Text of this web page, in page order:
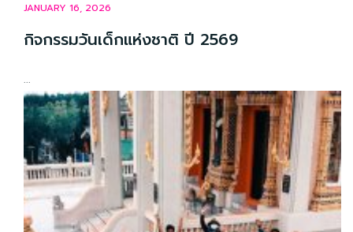
JANUARY 16, 2026
กิจกรรมวันเด็กแห่งชาติ ปี 2569
...